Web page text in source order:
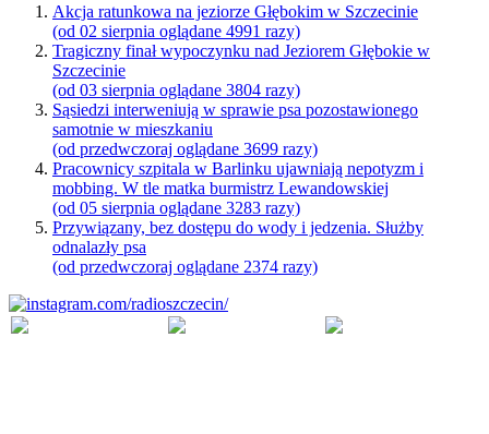
Akcja ratunkowa na jeziorze Głębokim w Szczecinie
(od 02 sierpnia oglądane 4991 razy)
Tragiczny finał wypoczynku nad Jeziorem Głębokie w
Szczecinie
(od 03 sierpnia oglądane 3804 razy)
Sąsiedzi interweniują w sprawie psa pozostawionego
samotnie w mieszkaniu
(od przedwczoraj oglądane 3699 razy)
Pracownicy szpitala w Barlinku ujawniają nepotyzm i
mobbing. W tle matka burmistrz Lewandowskiej
(od 05 sierpnia oglądane 3283 razy)
Przywiązany, bez dostępu do wody i jedzenia. Służby
odnalazły psa
(od przedwczoraj oglądane 2374 razy)